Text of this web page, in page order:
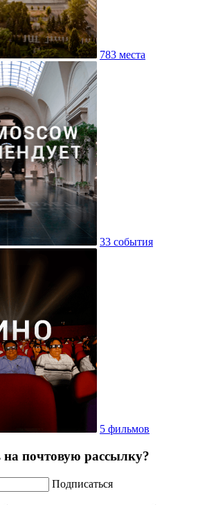
783 места
33 события
5 фильмов
почтовую рассылку?
Подписаться